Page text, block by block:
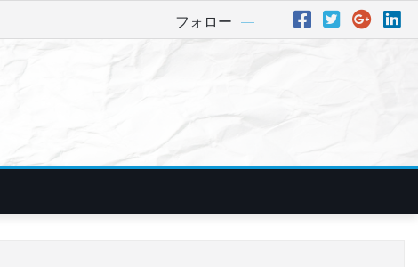
フォロー